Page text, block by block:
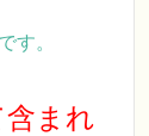
す。
まれ